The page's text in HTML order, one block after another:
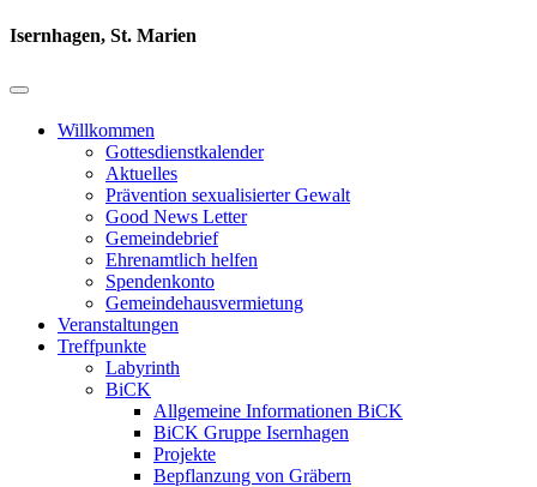
Isernhagen, St. Marien
Willkommen
Gottesdienstkalender
Aktuelles
Prävention sexualisierter Gewalt
Good News Letter
Gemeindebrief
Ehrenamtlich helfen
Spendenkonto
Gemeindehausvermietung
Veranstaltungen
Treffpunkte
Labyrinth
BiCK
Allgemeine Informationen BiCK
BiCK Gruppe Isernhagen
Projekte
Bepflanzung von Gräbern